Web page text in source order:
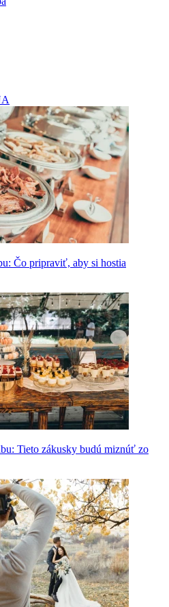
Čo pripraviť, aby si hostia
Tieto zákusky budú miznúť zo